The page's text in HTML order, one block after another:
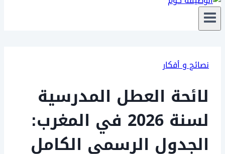
نصائح و أفكار
لائحة العطل المدرسية
لسنة 2026 في المغرب:
الجدول الرسمي الكامل